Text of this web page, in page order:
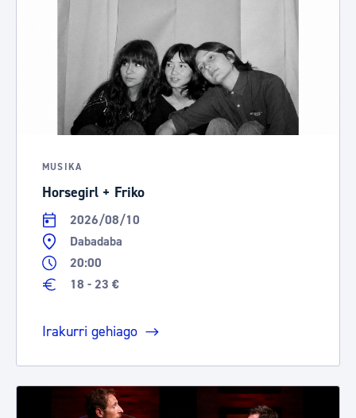
MUSIKA
Horsegirl + Friko
2026/08/10
Dabadaba
20:00
18 - 23 €
Irakurri gehiago